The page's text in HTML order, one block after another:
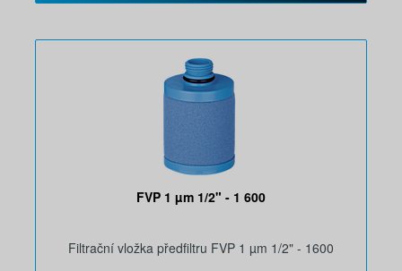
FVP 1 µm 1/2" - 1 600
Filtrační vložka předfiltru FVP 1 µm 1/2" - 1600